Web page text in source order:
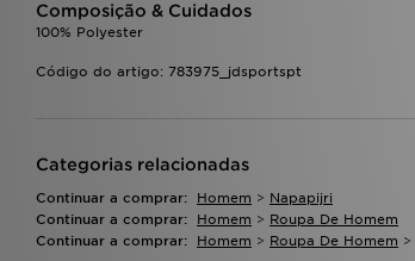
Composição & Cuidados
100% Polyester
Código do artigo: 783975_jdsportspt
Categorias relacionadas
Continuar a comprar: Homem > Napapijri
Continuar a comprar:
Homem > Roupa De Homem
Continuar a comprar:
Homem > Roupa De Homem >